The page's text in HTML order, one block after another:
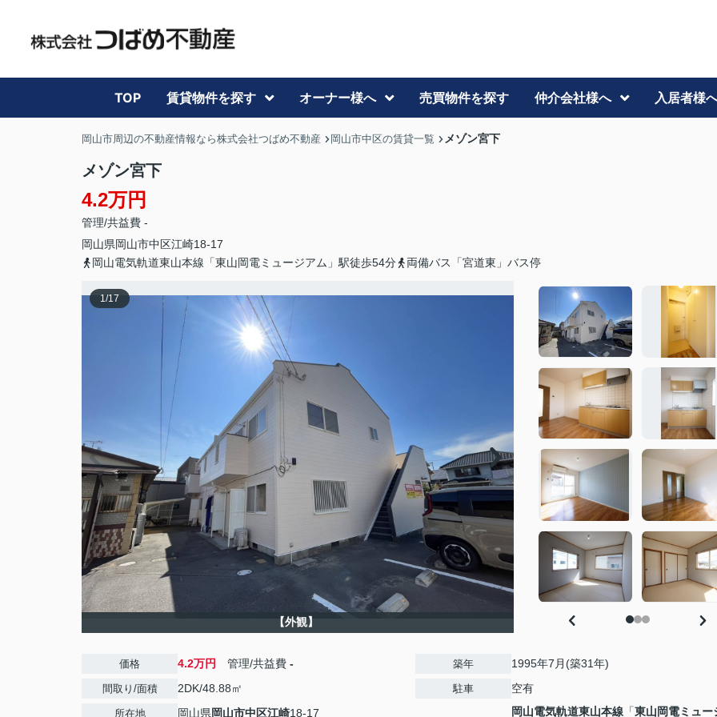
TOP 賃貸物件を探す オーナー様へ 売買物件を探す 仲介会社様へ 入居者様
岡山市周辺の不動産情報なら株式会社つばめ不動産 岡山市中区の賃貸一覧 メゾン宮下
メゾン宮下
4.2万円
管理/共益費 -
岡山県岡山市中区江崎18-17
岡山電気軌道東山本線「東山岡電ミュージアム」駅徒歩54分
両備バス「宮道東」バス停
1/17
【外観】
価格 4.2万円 管理/共益費 -
間取り/面積 2DK/48.88㎡
所在地 岡山県岡山市中区江崎18-17
築年 1995年7月(築31年)
駐車
空有
岡山電気軌道東山本線 「東山岡電ミュー